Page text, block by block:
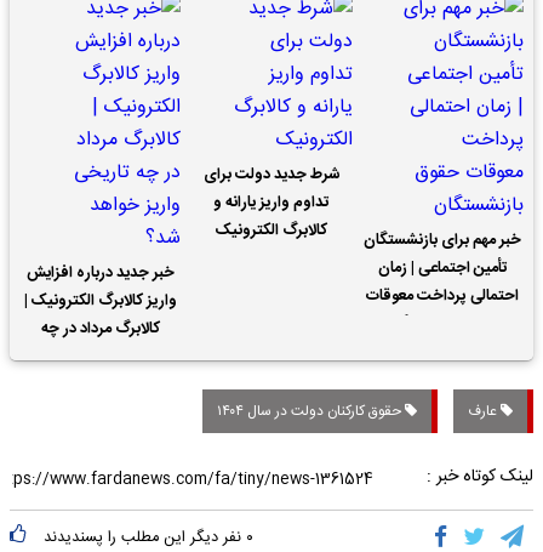
خبر مهم برای بازنشستگان
تأمین اجتماعی | زمان
احتمالی پرداخت معوقات
شرط جدید دولت برای
تداوم واریز یارانه و
کالابرگ الکترونیک
خبر جدید درباره افزایش
واریز کالابرگ الکترونیک |
کالابرگ مرداد در چه
تاریخی واریز خواهد شد؟
عارف حقوق کارکنان دولت در سال ۱۴۰۴
لینک کوتاه خبر :
۰ نفر دیگر این مطلب را پسندیدند